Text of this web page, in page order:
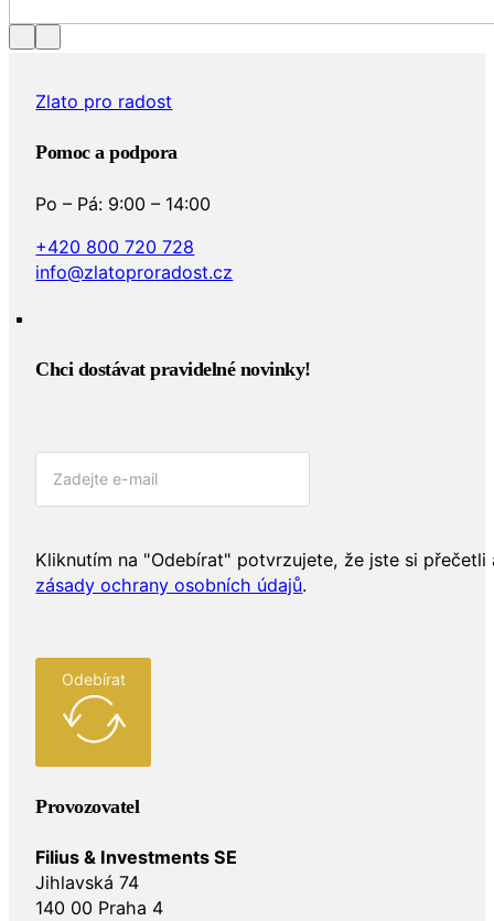
Zlato pro radost
Pomoc a podpora
Po – Pá: 9:00 – 14:00
+420 800 720 728
info@zlatoproradost.cz
Chci dostávat pravidelné novinky!​
Kliknutím na "Odebírat" potvrzujete, že jste si přečetli
zásady ochrany osobních údajů.
Odebírat
Provozovatel
Filius & Investments SE
Jihlavská 74
140 00 Praha 4